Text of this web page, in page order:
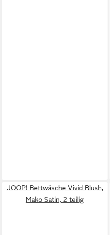
JOOP! Bettwäsche Vivid Blush,
Mako Satin, 2 teilig